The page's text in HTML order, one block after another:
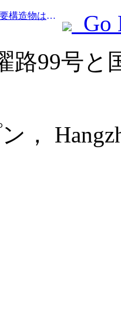
Prev:北京海昌海洋公園の主要構造物は、年内に上棟する予定であり、2027年の完成・開業が見込まれています。
Go
路99号と
，